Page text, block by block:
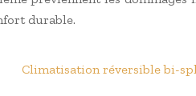
durable.
Climatisation réversible bi-